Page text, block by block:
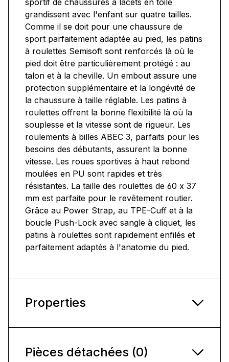
sportif de chaussures à lacets en toile
grandissent avec l'enfant sur quatre tailles.
Comme il se doit pour une chaussure de
sport parfaitement adaptée au pied, les patins
à roulettes Semisoft sont renforcés là où le
pied doit être particulièrement protégé : au
talon et à la cheville. Un embout assure une
protection supplémentaire et la longévité de
la chaussure à taille réglable. Les patins à
roulettes offrent la bonne flexibilité là où la
souplesse et la vitesse sont de rigueur. Les
roulements à billes ABEC 3, parfaits pour les
besoins des débutants, assurent la bonne
vitesse. Les roues sportives à haut rebond
moulées en PU sont rapides et très
résistantes. La taille des roulettes de 60 x 37
mm est parfaite pour le revêtement routier.
Grâce au Power Strap, au TPE-Cuff et à la
boucle Push-Lock avec sangle à cliquet, les
patins à roulettes sont rapidement enfilés et
parfaitement adaptés à l'anatomie du pied.
Properties
Pièces détachées (0)